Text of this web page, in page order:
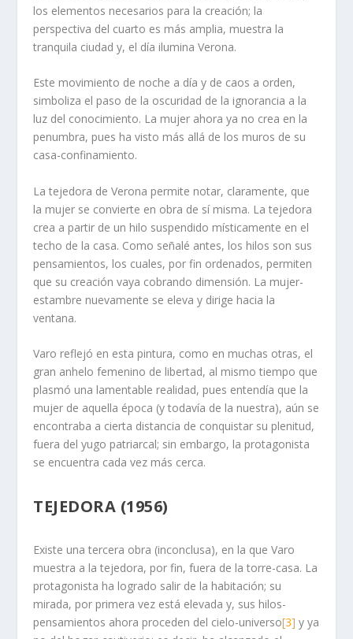
los elementos necesarios para la creación; la
perspectiva del cuarto es más amplia, muestra la
tranquila ciudad y, el día ilumina Verona.
Este movimiento de noche a día y de caos a orden,
simboliza el paso de la oscuridad de la ignorancia a la
luz del conocimiento. La mujer ahora ya no crea en la
penumbra, pues ha visto más allá de los muros de su
casa-confinamiento.
La tejedora de Verona permite notar, claramente, que
la mujer se convierte en obra de sí misma. La tejedora
crea a partir de un hilo suspendido místicamente en el
techo de la casa. Como señalé antes, los hilos son sus
pensamientos, los cuales, por fin ordenados, permiten
que su creación vaya cobrando dimensión. La mujer-
estambre nuevamente se eleva y dirige hacia la
ventana.
Varo reflejó en esta pintura, como en muchas otras, el
gran anhelo femenino de libertad, al mismo tiempo que
plasmó una lamentable realidad, pues entendía que la
mujer de aquella época (y todavía de la nuestra), aún se
encontraba a cierta distancia de conquistar su plenitud,
fuera del yugo patriarcal; sin embargo, la protagonista
se encuentra cada vez más cerca.
TEJEDORA (1956)
Existe una tercera obra (inconclusa), en la que Varo
muestra a la tejedora, por fin, fuera de la torre-casa. La
protagonista ha logrado salir de la habitación; su
mirada, por primera vez está elevada y, sus hilos-
pensamientos ahora proceden del cielo-universo[3] y ya